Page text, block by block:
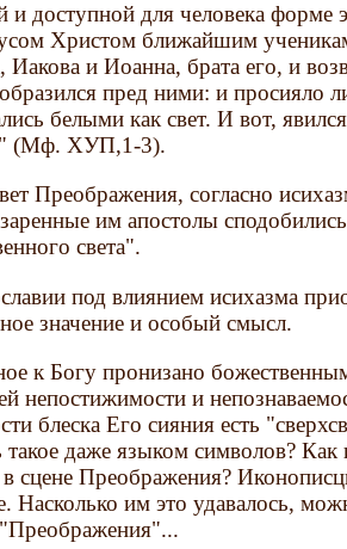
доступной для человека форме
Христом ближайшим
Иакова и Иоанна, брата его, и
пред ними: и просияло
белыми как свет. И вот,
(Мф. ХУП,1-3).
Преображения, согласно
им апостолы
света".
под влиянием исихазма
значение и особый смысл.
к Богу пронизано
непостижимости и
блеска Его сияния есть
такое даже языком символов? Как
в сцене Преображения?
Насколько им это удавалось,